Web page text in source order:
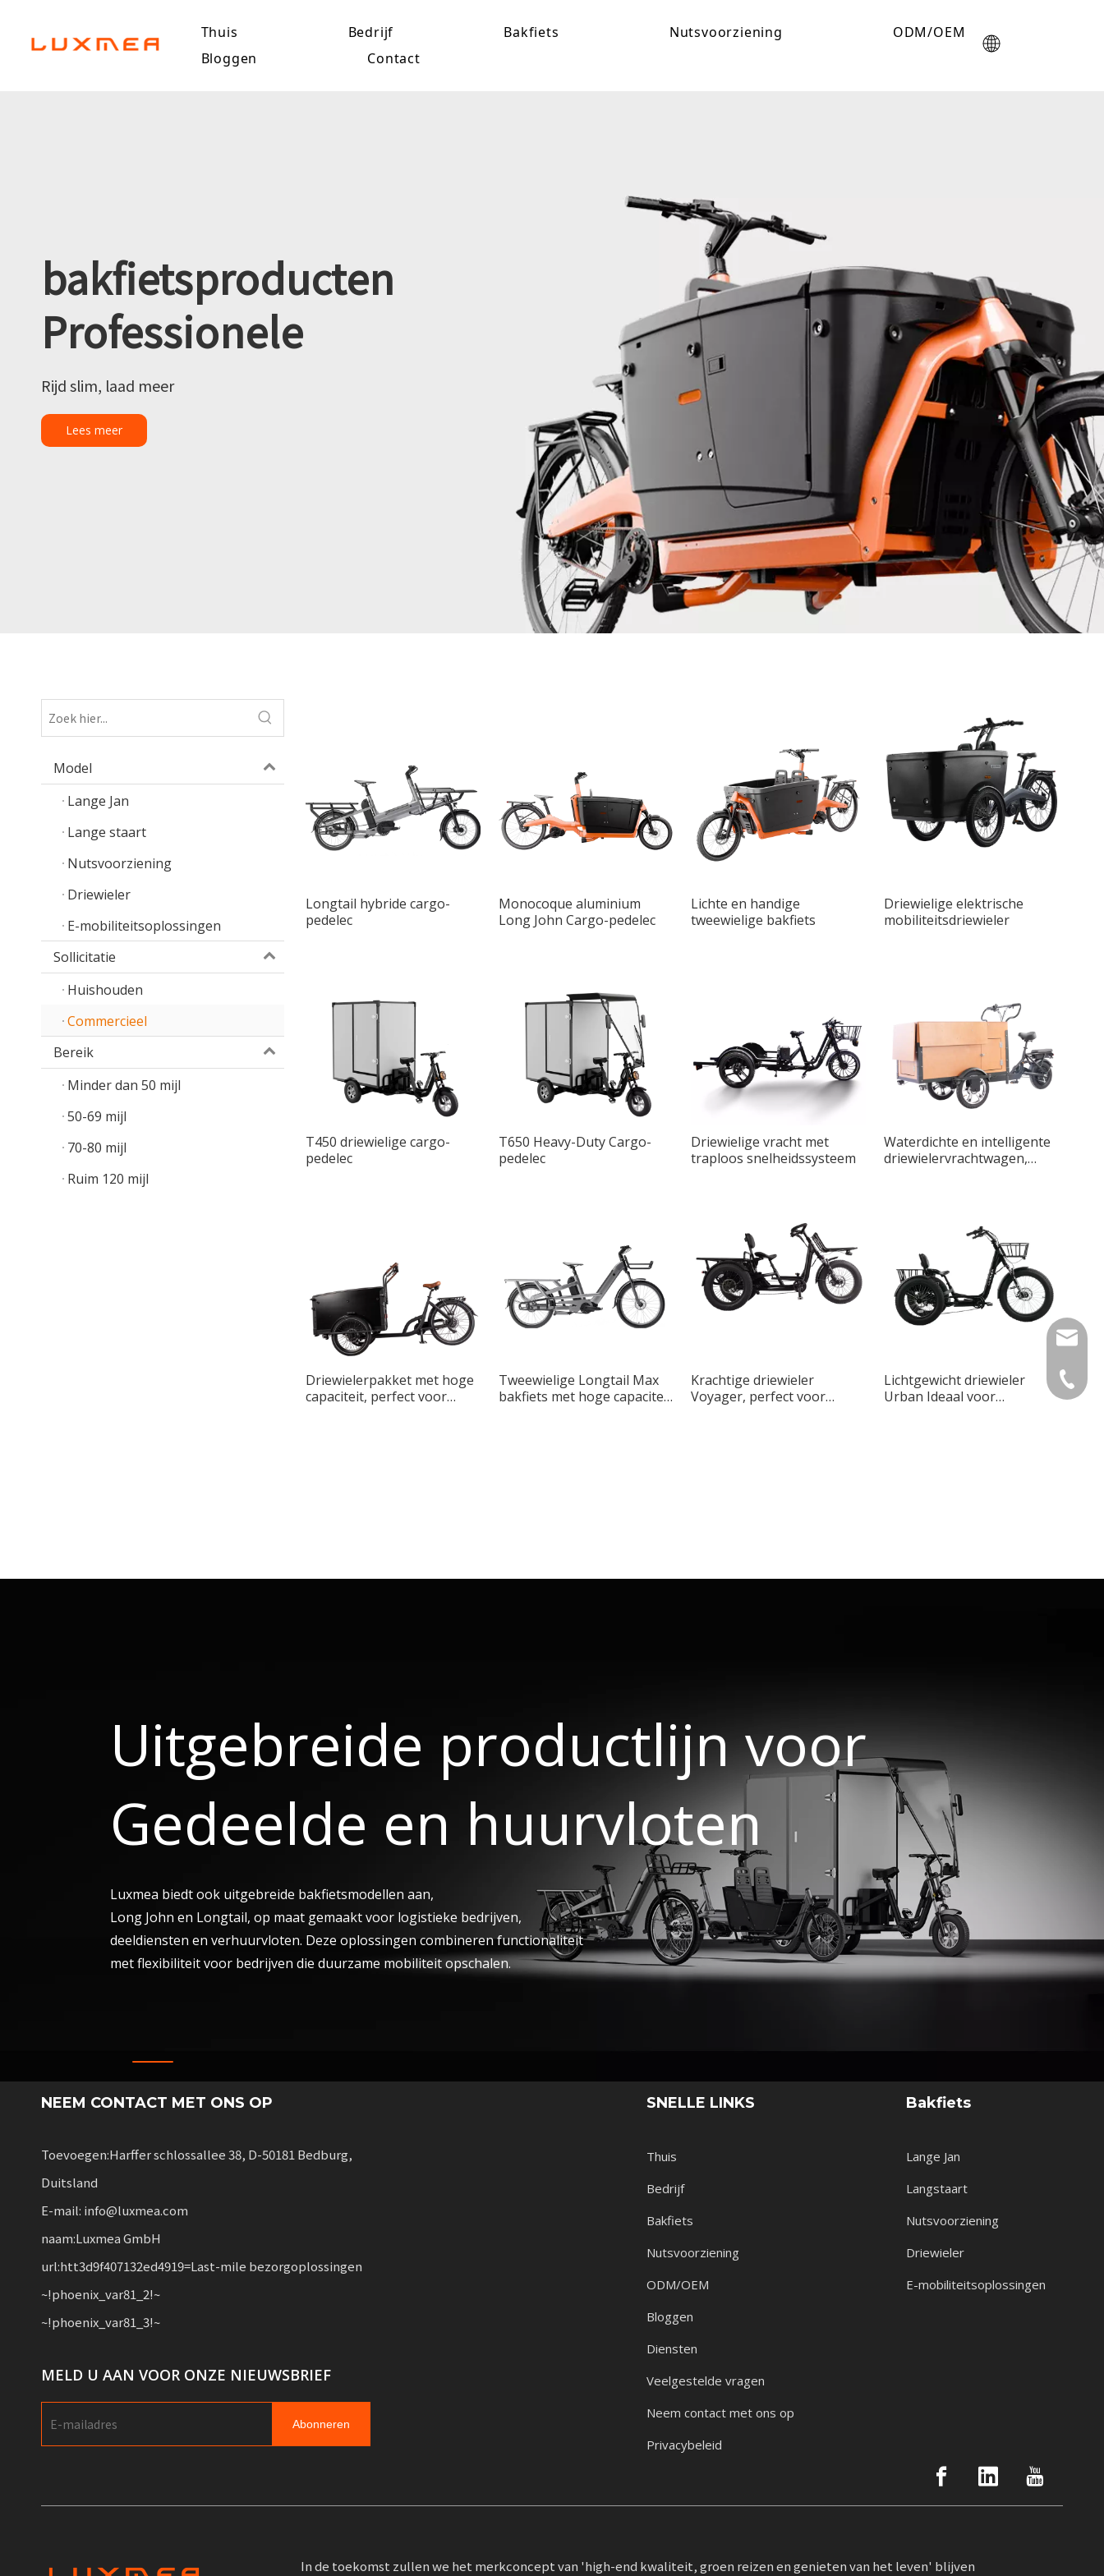
Thuis Bedrijf Bakfiets Nutsvoorziening
ODM/OEM
Bloggen
Contact
bakfietsproducten
Professionele
Rijd slim, laad meer
Lees meer
Model
Lange Jan
Lange staart
Nutsvoorziening
Driewieler
E-mobiliteitsoplossingen
Sollicitatie
Huishouden
Commercieel
Bereik
Minder dan 50 mijl
50-69 mijl
70-80 mijl
Ruim 120 mijl
Longtail hybride cargo-
pedelec
Monocoque aluminium
Long John Cargo-pedelec
Lichte en handige
tweewielige bakfiets
Driewielige elektrische
mobiliteitsdriewieler
T450 driewielige cargo-
pedelec
T650 Heavy-Duty Cargo-
pedelec
Driewielige vracht met
traploos snelheidssysteem
Waterdichte en intelligente
driewielervrachtwagen,
Driewielerpakket met hoge
capaciteit, perfect voor
Tweewielige Longtail Max
bakfiets met hoge capaciteit
Krachtige driewieler
Voyager, perfect voor
Lichtgewicht driewieler
Urban Ideaal voor
Uitgebreide productlijn voor
Gedeelde en huurvloten
Luxmea biedt ook uitgebreide bakfietsmodellen aan,
Long John en Longtail, op maat gemaakt voor logistieke bedrijven,
deeldiensten en verhuurvloten. Deze oplossingen combineren functionaliteit
met flexibiliteit voor bedrijven die duurzame mobiliteit opschalen.
NEEM CONTACT MET ONS OP
Toevoegen:Harffer schlossallee 38, D-50181 Bedburg,
Duitsland
E-mail: info@luxmea.com
naam:Luxmea GmbH
url:htt3d9f407132ed4919=Last-mile bezorgoplossingen
~!phoenix_var81_2!~
~!phoenix_var81_3!~
+49
MELD U AAN VOOR ONZE NIEUWSBRIEF
Abonneren
SNELLE LINKS
Thuis
Bedrijf
Bakfiets
Nutsvoorziening
ODM/OEM
Bloggen
Diensten
Veelgestelde vragen
Neem contact met ons op
Privacybeleid
Bakfiets
Lange Jan
Langstaart
Nutsvoorziening
Driewieler
E-mobiliteitsoplossingen
In de toekomst zullen we het merkconcept van 'high-end kwaliteit, groen reizen en genieten van het leven' blijven